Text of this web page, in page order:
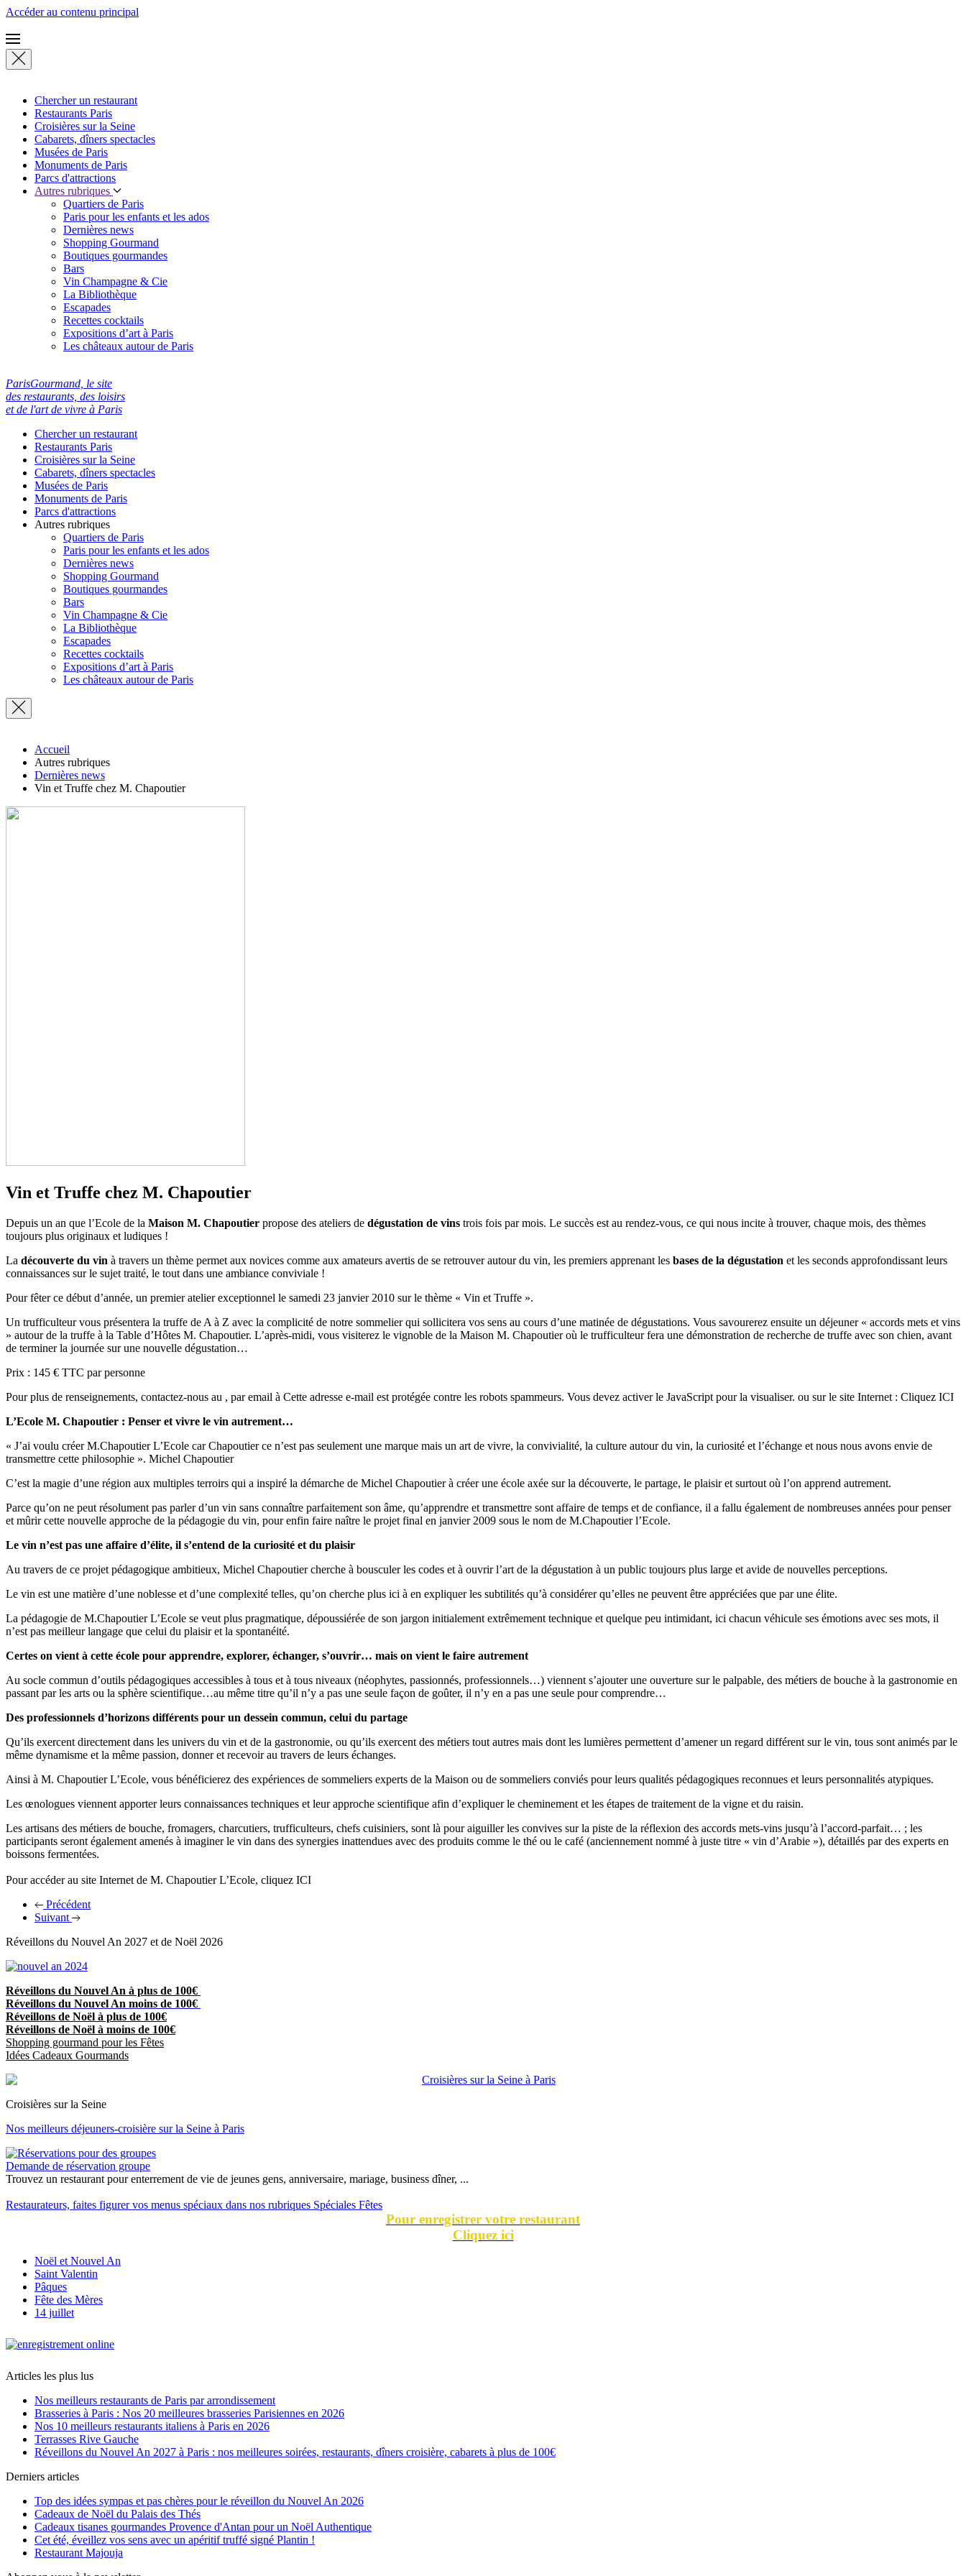
Accéder au contenu principal
Chercher un restaurant
Restaurants Paris
Croisières sur la Seine
Cabarets, dîners spectacles
Musées de Paris
Monuments de Paris
Parcs d'attractions
Autres rubriques
Quartiers de Paris
Paris pour les enfants et les ados
Dernières news
Shopping Gourmand
Boutiques gourmandes
Bars
Vin Champagne & Cie
La Bibliothèque
Escapades
Recettes cocktails
Expositions d’art à Paris
Les châteaux autour de Paris
ParisGourmand, le site
des restaurants, des loisirs
et de l'art de vivre à Paris
Chercher un restaurant
Restaurants Paris
Croisières sur la Seine
Cabarets, dîners spectacles
Musées de Paris
Monuments de Paris
Parcs d'attractions
Autres rubriques
Quartiers de Paris
Paris pour les enfants et les ados
Dernières news
Shopping Gourmand
Boutiques gourmandes
Bars
Vin Champagne & Cie
La Bibliothèque
Escapades
Recettes cocktails
Expositions d’art à Paris
Les châteaux autour de Paris
Accueil
Autres rubriques
Dernières news
Vin et Truffe chez M. Chapoutier
Vin et Truffe chez M. Chapoutier
Depuis un an que l’Ecole de la Maison M. Chapoutier propose des ateliers de dégustation de vins trois fois par mois. Le succès est au rendez-vous, ce qui nous incite à trouver, chaque mois, des thèmes
toujours plus originaux et ludiques !
La découverte du vin à travers un thème permet aux novices comme aux amateurs avertis de se retrouver autour du vin, les premiers apprenant les bases de la dégustation et les seconds approfondissant leurs
connaissances sur le sujet traité, le tout dans une ambiance conviviale !
Pour fêter ce début d’année, un premier atelier exceptionnel le samedi 23 janvier 2010 sur le thème « Vin et Truffe ».
Un trufficulteur vous présentera la truffe de A à Z avec la complicité de notre sommelier qui sollicitera vos sens au cours d’une matinée de dégustations. Vous savourerez ensuite un déjeuner « accords mets et vins
» autour de la truffe à la Table d’Hôtes M. Chapoutier. L’après-midi, vous visiterez le vignoble de la Maison M. Chapoutier où le trufficulteur fera une démonstration de recherche de truffe avec son chien, avant
de terminer la journée sur une nouvelle dégustation…
Prix : 145 € TTC par personne
Pour plus de renseignements, contactez-nous au , par email à Cette adresse e-mail est protégée contre les robots spammeurs. Vous devez activer le JavaScript pour la visualiser. ou sur le site Internet : Cliquez ICI
L’Ecole M. Chapoutier : Penser et vivre le vin autrement…
« J’ai voulu créer M.Chapoutier L’Ecole car Chapoutier ce n’est pas seulement une marque mais un art de vivre, la convivialité, la culture autour du vin, la curiosité et l’échange et nous nous avons envie de
transmettre cette philosophie ». Michel Chapoutier
C’est la magie d’une région aux multiples terroirs qui a inspiré la démarche de Michel Chapoutier à créer une école axée sur la découverte, le partage, le plaisir et surtout où l’on apprend autrement.
Parce qu’on ne peut résolument pas parler d’un vin sans connaître parfaitement son âme, qu’apprendre et transmettre sont affaire de temps et de confiance, il a fallu également de nombreuses années pour penser
et mûrir cette nouvelle approche de la pédagogie du vin, pour enfin faire naître le projet final en janvier 2009 sous le nom de M.Chapoutier l’Ecole.
Le vin n’est pas une affaire d’élite, il s’entend de la curiosité et du plaisir
Au travers de ce projet pédagogique ambitieux, Michel Chapoutier cherche à bousculer les codes et à ouvrir l’art de la dégustation à un public toujours plus large et avide de nouvelles perceptions.
Le vin est une matière d’une noblesse et d’une complexité telles, qu’on cherche plus ici à en expliquer les subtilités qu’à considérer qu’elles ne peuvent être appréciées que par une élite.
La pédagogie de M.Chapoutier L’Ecole se veut plus pragmatique, dépoussiérée de son jargon initialement extrêmement technique et quelque peu intimidant, ici chacun véhicule ses émotions avec ses mots, il
n’est pas meilleur langage que celui du plaisir et la spontanéité.
Certes on vient à cette école pour apprendre, explorer, échanger, s’ouvrir… mais on vient le faire autrement
Au socle commun d’outils pédagogiques accessibles à tous et à tous niveaux (néophytes, passionnés, professionnels…) viennent s’ajouter une ouverture sur le palpable, des métiers de bouche à la gastronomie en
passant par les arts ou la sphère scientifique…au même titre qu’il n’y a pas une seule façon de goûter, il n’y en a pas une seule pour comprendre…
Des professionnels d’horizons différents pour un dessein commun, celui du partage
Qu’ils exercent directement dans les univers du vin et de la gastronomie, ou qu’ils exercent des métiers tout autres mais dont les lumières permettent d’amener un regard différent sur le vin, tous sont animés par le
même dynamisme et la même passion, donner et recevoir au travers de leurs échanges.
Ainsi à M. Chapoutier L’Ecole, vous bénéficierez des expériences de sommeliers experts de la Maison ou de sommeliers conviés pour leurs qualités pédagogiques reconnues et leurs personnalités atypiques.
Les œnologues viennent apporter leurs connaissances techniques et leur approche scientifique afin d’expliquer le cheminement et les étapes de traitement de la vigne et du raisin.
Les artisans des métiers de bouche, fromagers, charcutiers, trufficulteurs, chefs cuisiniers, sont là pour aiguiller les convives sur la piste de la réflexion des accords mets-vins jusqu’à l’accord-parfait… ; les
participants seront également amenés à imaginer le vin dans des synergies inattendues avec des produits comme le thé ou le café (anciennement nommé à juste titre « vin d’Arabie »), détaillés par des experts en
boissons fermentées.
Pour accéder au site Internet de M. Chapoutier L’Ecole, cliquez ICI
Précédent
Suivant
Réveillons du Nouvel An 2027 et de Noël 2026
Réveillons du Nouvel An à plus de 100€
Réveillons du Nouvel An moins de 100€
Réveillons de Noël à plus de 100€
Réveillons de Noël à moins de 100€
Shopping gourmand pour les Fêtes
Idées Cadeaux Gourmands
Croisières sur la Seine
Nos meilleurs déjeuners-croisière sur la Seine à Paris
Demande de réservation groupe
Trouvez un restaurant pour enterrement de vie de jeunes gens, anniversaire, mariage, business dîner, ...
Restaurateurs, faites figurer vos menus spéciaux dans nos rubriques Spéciales Fêtes
Pour enregistrer votre restaurant
Cliquez ici
Noël et Nouvel An
Saint Valentin
Pâques
Fête des Mères
14 juillet
Articles les plus lus
Nos meilleurs restaurants de Paris par arrondissement
Brasseries à Paris : Nos 20 meilleures brasseries Parisiennes en 2026
Nos 10 meilleurs restaurants italiens à Paris en 2026
Terrasses Rive Gauche
Réveillons du Nouvel An 2027 à Paris : nos meilleures soirées, restaurants, dîners croisière, cabarets à plus de 100€
Derniers articles
Top des idées sympas et pas chères pour le réveillon du Nouvel An 2026
Cadeaux de Noël du Palais des Thés
Cadeaux tisanes gourmandes Provence d'Antan pour un Noël Authentique
Cet été, éveillez vos sens avec un apéritif truffé signé Plantin !
Restaurant Majouja